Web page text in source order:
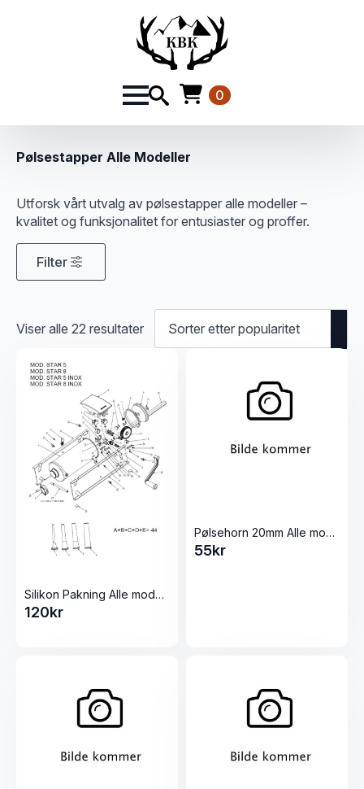
0
Pølsestapper Alle Modeller
Utforsk vårt utvalg av pølsestapper alle modeller –
kvalitet og funksjonalitet for entusiaster og proffer.
Filter
Viser alle 22 resultaterSortert
etter
Silikon Pakning Alle modeller Pølsestappere
120kr
Pølsehorn 20mm Alle modeller Pølsestappere
55kr